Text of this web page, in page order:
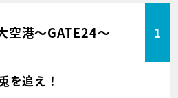
空港～GATE24～ 1
を追え！